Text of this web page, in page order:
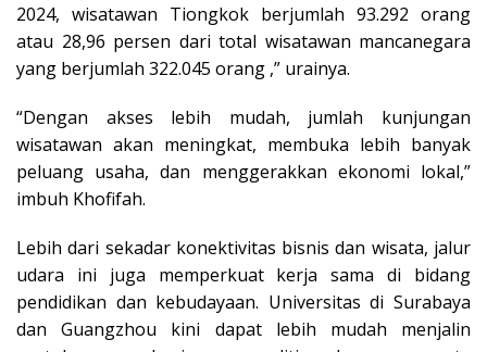
2024, wisatawan Tiongkok berjumlah 93.292 orang
atau 28,96 persen dari total wisatawan mancanegara
yang berjumlah 322.045 orang ,” urainya.
“Dengan akses lebih mudah, jumlah kunjungan
wisatawan akan meningkat, membuka lebih banyak
peluang usaha, dan menggerakkan ekonomi lokal,”
imbuh Khofifah.
Lebih dari sekadar konektivitas bisnis dan wisata, jalur
udara ini juga memperkuat kerja sama di bidang
pendidikan dan kebudayaan. Universitas di Surabaya
dan Guangzhou kini dapat lebih mudah menjalin